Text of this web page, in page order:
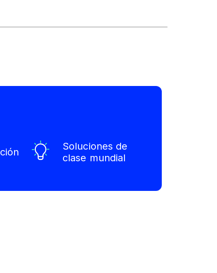
Soluciones de
clase mundial